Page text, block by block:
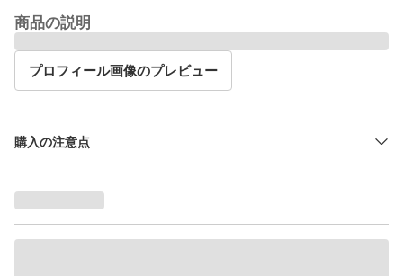
商品の説明
プロフィール画像のプレビュー
購入の注意点